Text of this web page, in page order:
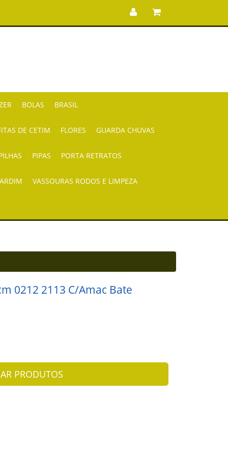
BOLAS BRASIL
DE CETIM FLORES GUARDA CHUVAS
PIPAS PORTA RETRATOS
VASSOURAS RODOS E LIMPEZA
0212 2113 C/Amac Bate
PRODUTOS